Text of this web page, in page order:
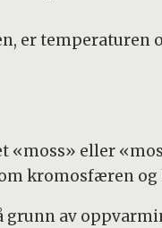
er temperaturen
«moss» eller
kromosfæren og
grunn av